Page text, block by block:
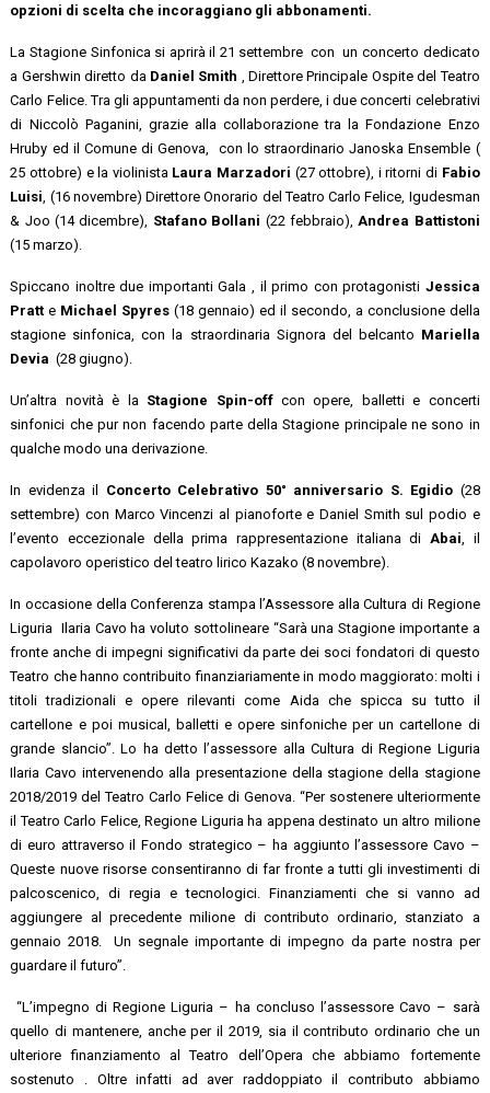
opzioni di scelta che incoraggiano gli abbonamenti.
La Stagione Sinfonica si aprirà il 21 settembre con un concerto dedicato
a Gershwin diretto da Daniel Smith , Direttore Principale Ospite del Teatro
Carlo Felice. Tra gli appuntamenti da non perdere, i due concerti celebrativi
di Niccolò Paganini, grazie alla collaborazione tra la Fondazione Enzo
Hruby ed il Comune di Genova, con lo straordinario Janoska Ensemble (
25 ottobre) e la violinista Laura Marzadori (27 ottobre), i ritorni di Fabio
Luisi , (16 novembre) Direttore Onorario del Teatro Carlo Felice, Igudesman
& Joo (14 dicembre), Stafano Bollani (22 febbraio), Andrea Battistoni
(15 marzo).
Spiccano inoltre due importanti Gala , il primo con protagonisti Jessica
Pratt e Michael Spyres (18 gennaio) ed il secondo, a conclusione della
stagione sinfonica, con la straordinaria Signora del belcanto Mariella
Devia (28 giugno).
Un’altra novità è la Stagione Spin-off con opere, balletti e concerti
sinfonici che pur non facendo parte della Stagione principale ne sono in
qualche modo una derivazione.
In evidenza il Concerto Celebrativo 50° anniversario S. Egidio (28
settembre) con Marco Vincenzi al pianoforte e Daniel Smith sul podio e
l’evento eccezionale della prima rappresentazione italiana di Abai , il
capolavoro operistico del teatro lirico Kazako (8 novembre).
In occasione della Conferenza stampa l’Assessore alla Cultura di Regione
Liguria Ilaria Cavo ha voluto sottolineare “Sarà una Stagione importante a
fronte anche di impegni significativi da parte dei soci fondatori di questo
Teatro che hanno contribuito finanziariamente in modo maggiorato: molti i
titoli tradizionali e opere rilevanti come Aida che spicca su tutto il
cartellone e poi musical, balletti e opere sinfoniche per un cartellone di
grande slancio”. Lo ha detto l’assessore alla Cultura di Regione Liguria
Ilaria Cavo intervenendo alla presentazione della stagione della stagione
2018/2019 del Teatro Carlo Felice di Genova. “Per sostenere ulteriormente
il Teatro Carlo Felice, Regione Liguria ha appena destinato un altro milione
di euro attraverso il Fondo strategico – ha aggiunto l’assessore Cavo –
Queste nuove risorse consentiranno di far fronte a tutti gli investimenti di
palcoscenico, di regia e tecnologici. Finanziamenti che si vanno ad
aggiungere al precedente milione di contributo ordinario, stanziato a
gennaio 2018. Un segnale importante di impegno da parte nostra per
guardare il futuro”.
“L’impegno di Regione Liguria – ha concluso l’assessore Cavo – sarà
quello di mantenere, anche per il 2019, sia il contributo ordinario che un
ulteriore finanziamento al Teatro dell’Opera che abbiamo fortemente
sostenuto . Oltre infatti ad aver raddoppiato il contributo abbiamo